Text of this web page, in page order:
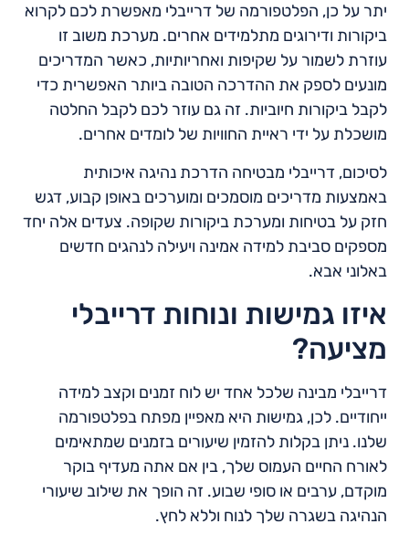
יתר על כן, הפלטפורמה של דרייבלי מאפשרת לכם לקרוא
ביקורות ודירוגים מתלמידים אחרים. מערכת משוב זו
עוזרת לשמור על שקיפות ואחריותיות, כאשר המדריכים
מונעים לספק את ההדרכה הטובה ביותר האפשרית כדי
לקבל ביקורות חיוביות. זה גם עוזר לכם לקבל החלטה
מושכלת על ידי ראיית החוויות של לומדים אחרים.
לסיכום, דרייבלי מבטיחה הדרכת נהיגה איכותית
באמצעות מדריכים מוסמכים ומוערכים באופן קבוע, דגש
חזק על בטיחות ומערכת ביקורות שקופה. צעדים אלה יחד
מספקים סביבת למידה אמינה ויעילה לנהגים חדשים
באלוני אבא.
איזו גמישות ונוחות דרייבלי
מציעה?
דרייבלי מבינה שלכל אחד יש לוח זמנים וקצב למידה
ייחודיים. לכן, גמישות היא מאפיין מפתח בפלטפורמה
שלנו. ניתן בקלות להזמין שיעורים בזמנים שמתאימים
לאורח החיים העמוס שלך, בין אם אתה מעדיף בוקר
מוקדם, ערבים או סופי שבוע. זה הופך את שילוב שיעורי
הנהיגה בשגרה שלך לנוח וללא לחץ.